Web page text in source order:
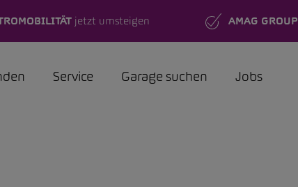
jetzt umsteigen AMAG GROUP
Service Garage suchen Jobs